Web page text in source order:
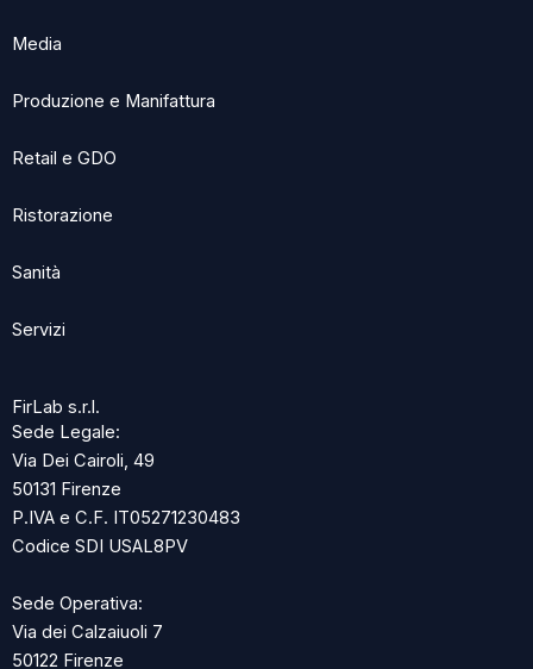
Media
Produzione e Manifattura
Retail e GDO
Ristorazione
Sanità
Servizi
FirLab s.r.l.
Sede Legale:
Via Dei Cairoli, 49
50131 Firenze
P.IVA e C.F. IT05271230483
Codice SDI USAL8PV
Sede Operativa:
Via dei Calzaiuoli 7
50122 Firenze